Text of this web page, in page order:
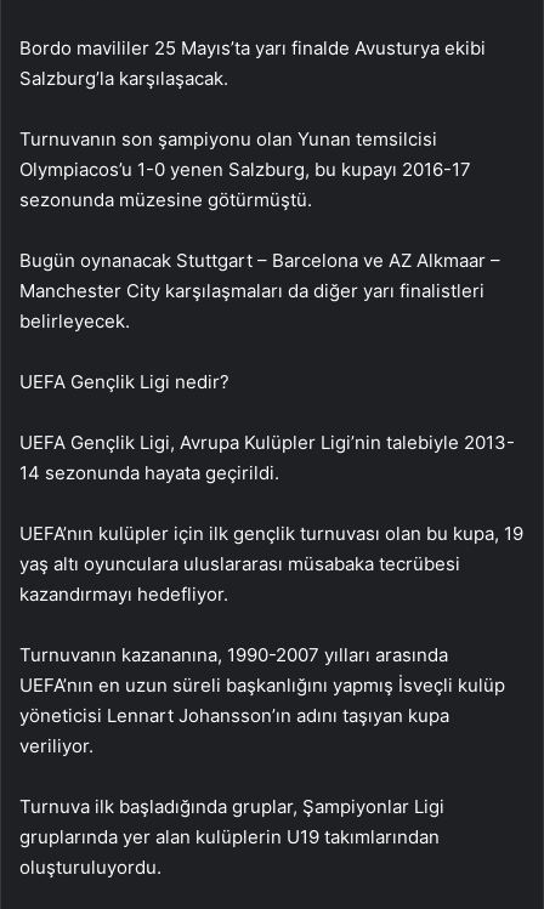
Bordo mavililer 25 Mayıs’ta yarı finalde Avusturya ekibi
Salzburg’la karşılaşacak.
Turnuvanın son şampiyonu olan Yunan temsilcisi
Olympiacos’u 1-0 yenen Salzburg, bu kupayı 2016-17
sezonunda müzesine götürmüştü.
Bugün oynanacak Stuttgart – Barcelona ve AZ Alkmaar –
Manchester City karşılaşmaları da diğer yarı finalistleri
belirleyecek.
UEFA Gençlik Ligi nedir?
UEFA Gençlik Ligi, Avrupa Kulüpler Ligi’nin talebiyle 2013-
14 sezonunda hayata geçirildi.
UEFA’nın kulüpler için ilk gençlik turnuvası olan bu kupa, 19
yaş altı oyunculara uluslararası müsabaka tecrübesi
kazandırmayı hedefliyor.
Turnuvanın kazananına, 1990-2007 yılları arasında
UEFA’nın en uzun süreli başkanlığını yapmış İsveçli kulüp
yöneticisi Lennart Johansson’ın adını taşıyan kupa
veriliyor.
Turnuva ilk başladığında gruplar, Şampiyonlar Ligi
gruplarında yer alan kulüplerin U19 takımlarından
oluşturuluyordu.